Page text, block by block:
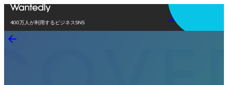
400万人が利用するビジネスSNS
アプリを使う